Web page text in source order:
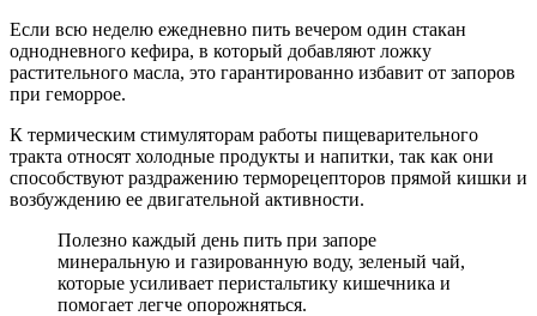
Если всю неделю ежедневно пить вечером один стакан
однодневного кефира, в который добавляют ложку
растительного масла, это гарантированно избавит от запоров
при геморрое.
К термическим стимуляторам работы пищеварительного
тракта относят холодные продукты и напитки, так как они
способствуют раздражению терморецепторов прямой кишки и
возбуждению ее двигательной активности.
Полезно каждый день пить при запоре
минеральную и газированную воду, зеленый чай,
которые усиливает перистальтику кишечника и
помогает легче опорожняться.